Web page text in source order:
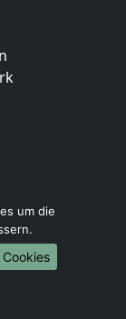
um die